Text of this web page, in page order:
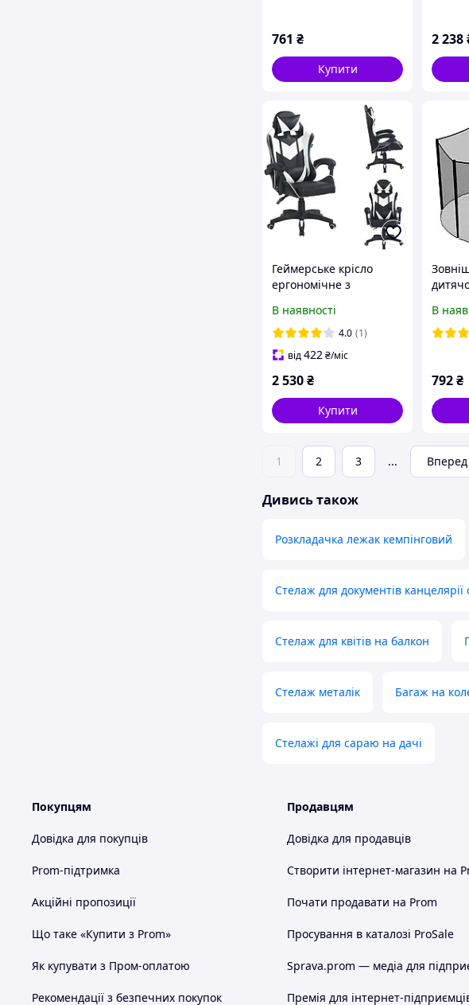
761 ₴
Купити
2 238
Геймерське крісло
ергономічне з
комп'ютерне з
підголівником Bonro
BN-086 біле ігрове
В наявності
4.0 (1)
від422₴/міс
2 530₴
Купити
сітка
В
792₴
1 2 3 ... Вперед
Дивись також
Розкладачка лежак кемпінговий
Стелаж для документів канцелярії
Стелаж для квітів на балкон
Стелаж металік Багаж на
Стелажі для сараю на дачі
Покупцям
Довідка для покупців
Prom-підтримка
Акційні пропозиції
Що таке «Купити з Prom»
Як купувати з Пром-оплатою
Рекомендації з безпечних покупок
Продавцям
Довідка для продавців
Створити інтернет-магазин на
Почати продавати на Prom
Просування в каталозі ProSale
Sprava.prom — медіа для
Премія для інтернет-